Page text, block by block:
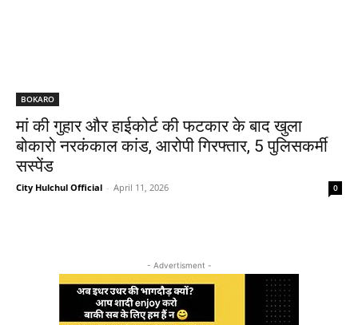
BOKARO
मां की गुहार और हाईकोर्ट की फटकार के बाद खुला
बोकारो नरकंकाल कांड, आरोपी गिरफ्तार, 5 पुलिसकर्मी
सस्पेंड
City Hulchul Official - April 11, 2026 0
- Advertisment -